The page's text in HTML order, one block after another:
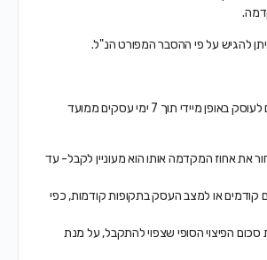
להגיש על פי ההסבר המפורט הנ"ל.
– המקדמה תשולם לעוסק באופן מיידי תוך 7 ימי עסקים ממועד
את אחוז המקדמה אותו הוא מעוניין לקבל- עד
קודמים או למצב העסק בתקופות קודמות, כפי
סכום הפיצוי הסופי שצפוי להתקבל, על מנת